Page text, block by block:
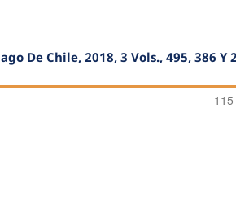
De Chile, 2018, 3 Vols., 495, 386 Y